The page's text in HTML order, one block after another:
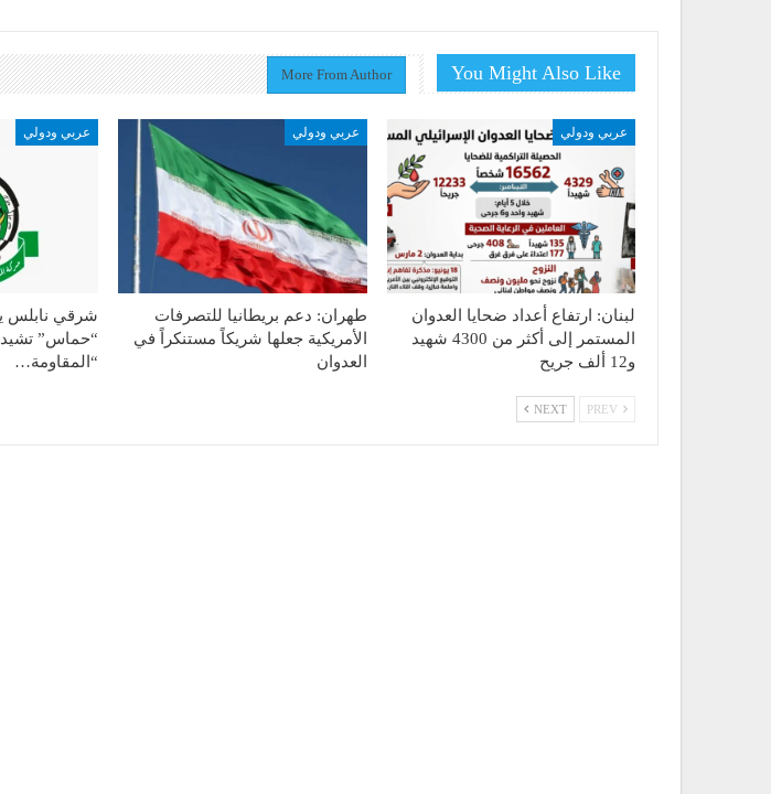
You Might Also Like
More From Author
عربي ودولي
لبنان: ارتفاع أعداد ضحايا العدوان
المستمر إلى أكثر من 4300 شهيد
و12 ألف جريح
عربي ودولي
طهران: دعم بريطانيا للتصرفات
الأمريكية جعلها شريكاً مستنكراً في
العدوان
عربي ودولي
شرقي نابلس
“حماس” تشيد
“المقاومة…
NEXT